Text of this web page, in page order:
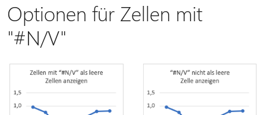
Optionen für Zellen mit
"#N/V"